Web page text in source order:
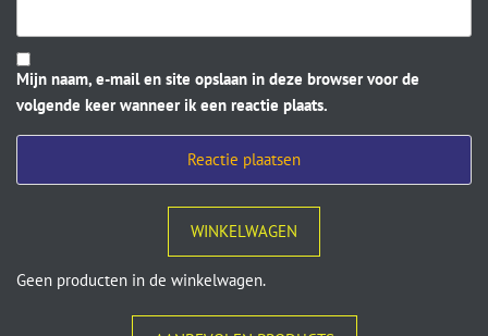
Mijn naam, e-mail en site opslaan in deze browser voor de
volgende keer wanneer ik een reactie plaats.
WINKELWAGEN
Geen producten in de winkelwagen.